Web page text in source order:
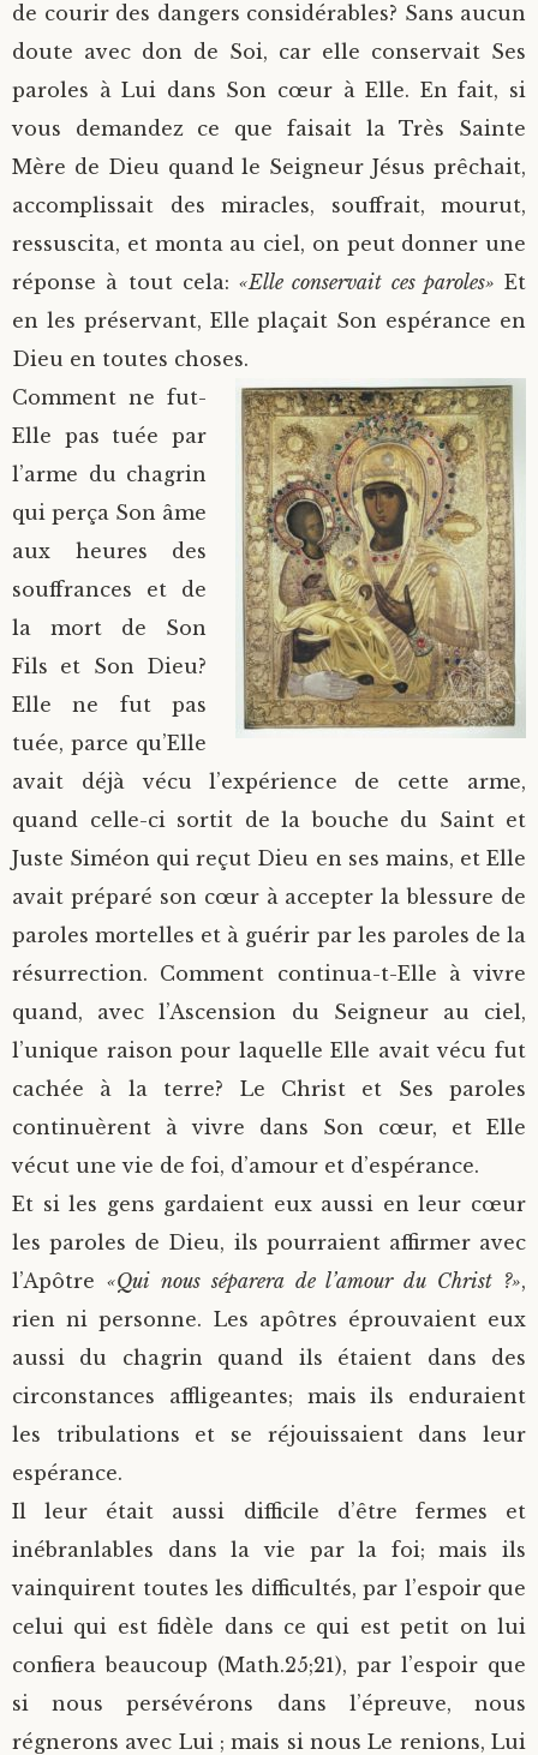
de courir des dangers considérables? Sans aucun
doute avec don de Soi, car elle conservait Ses
paroles à Lui dans Son cœur à Elle. En fait, si
vous demandez ce que faisait la Très Sainte
Mère de Dieu quand le Seigneur Jésus prêchait,
accomplissait des miracles, souffrait, mourut,
ressuscita, et monta au ciel, on peut donner une
réponse à tout cela: «Elle conservait ces paroles» Et
en les préservant, Elle plaçait Son espérance en
Dieu en toutes choses.
Comment ne fut-
Elle pas tuée par
l’arme du chagrin
qui perça Son âme
aux heures des
souffrances et de
la mort de Son
Fils et Son Dieu?
Elle ne fut pas
tuée, parce qu’Elle
avait déjà vécu l’expérience de cette arme,
quand celle-ci sortit de la bouche du Saint et
Juste Siméon qui reçut Dieu en ses mains, et Elle
avait préparé son cœur à accepter la blessure de
paroles mortelles et à guérir par les paroles de la
résurrection. Comment continua-t-Elle à vivre
quand, avec l’Ascension du Seigneur au ciel,
l’unique raison pour laquelle Elle avait vécu fut
cachée à la terre? Le Christ et Ses paroles
continuèrent à vivre dans Son cœur, et Elle
vécut une vie de foi, d’amour et d’espérance.
Et si les gens gardaient eux aussi en leur cœur
les paroles de Dieu, ils pourraient affirmer avec
l’Apôtre «Qui nous séparera de l’amour du Christ ?»,
rien ni personne. Les apôtres éprouvaient eux
aussi du chagrin quand ils étaient dans des
circonstances affligeantes; mais ils enduraient
les tribulations et se réjouissaient dans leur
espérance.
Il leur était aussi difficile d’être fermes et
inébranlables dans la vie par la foi; mais ils
vainquirent toutes les difficultés, par l’espoir que
celui qui est fidèle dans ce qui est petit on lui
confiera beaucoup (Math.25;21), par l’espoir que
si nous persévérons dans l’épreuve, nous
régnerons avec Lui ; mais si nous Le renions, Lui